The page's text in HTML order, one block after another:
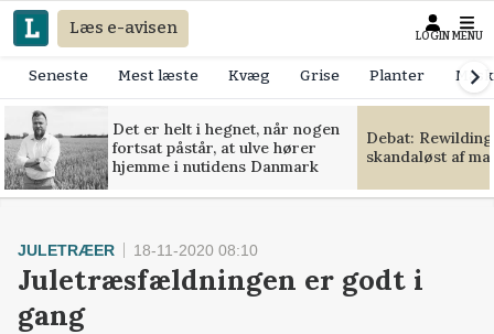
Læs e-avisen LOGIN MENU
Seneste Mest læste Kvæg Grise Planter
Det er helt i hegnet, når nogen
fortsat påstår, at ulve hører
hjemme i nutidens Danmark
Debat:
skandaløst af
JULETRÆER 18-11-2020 08:10
Juletræsfældningen er godt i
gang